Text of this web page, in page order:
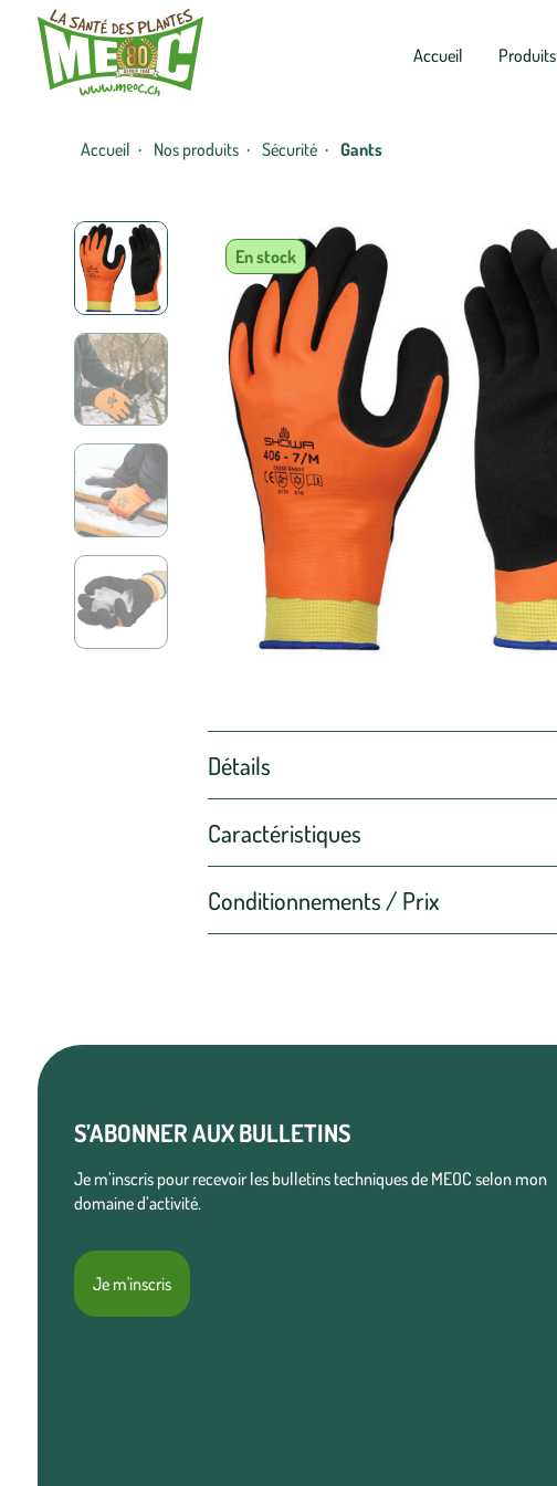
Accueil Produits
Accueil · Nos produits · Sécurité · Gants
En stock
Détails
Caractéristiques
Conditionnements / Prix
S’ABONNER AUX BULLETINS
Je m’inscris pour recevoir les bulletins techniques de MEOC selon mon
domaine d’activité.
Je m'inscris